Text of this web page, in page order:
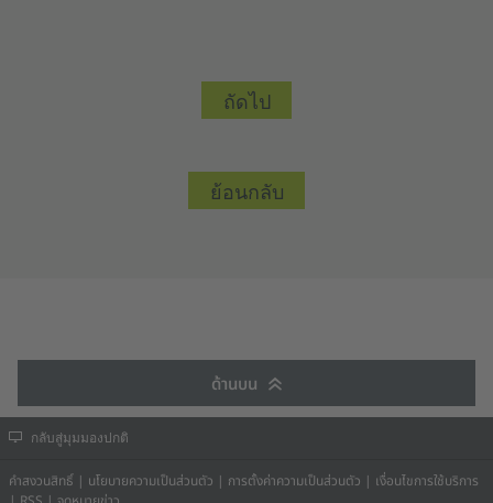
ถัดไป
ย้อนกลับ
ด้านบน
กลับสู่มุมมองปกติ
คำสงวนสิทธิ์ | นโยบายความเป็นส่วนตัว | การตั้งค่าความเป็นส่วนตัว | เงื่อนไขการใช้บริการ